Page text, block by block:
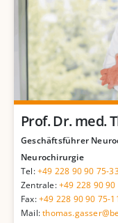
Prof. Dr. med.
Geschäftsführer
Neurochirurgie
Tel:+49 228 90 90 75-
Zentrale:+49 228 90 90
Fax:+49 228 90 90 75-
Mail: